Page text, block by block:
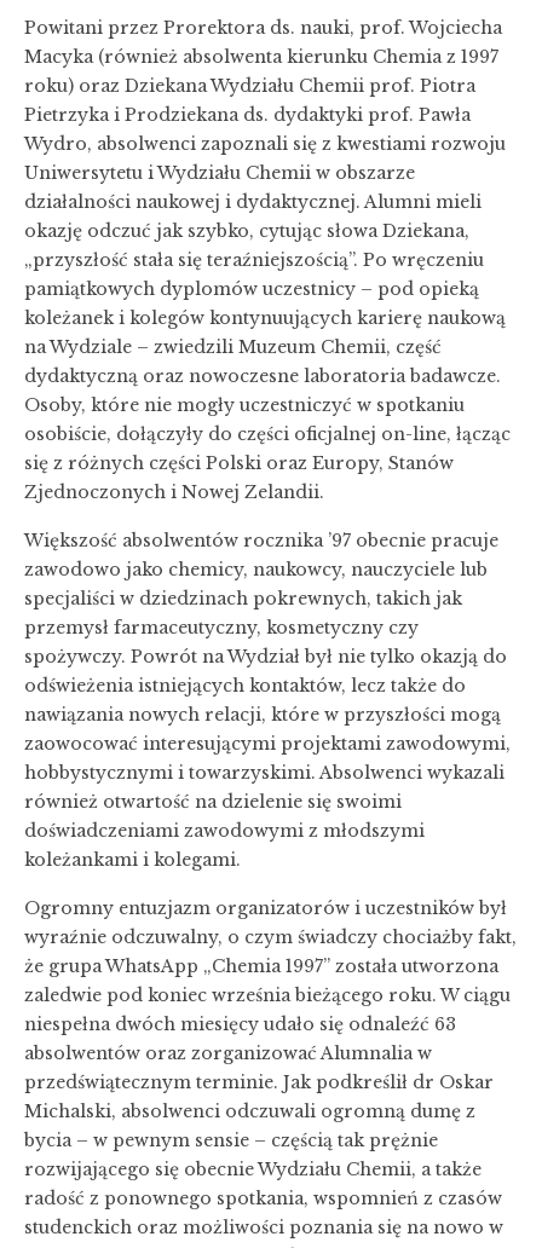
Powitani przez Prorektora ds. nauki, prof. Wojciecha
Macyka (również absolwenta kierunku Chemia z 1997
roku) oraz Dziekana Wydziału Chemii prof. Piotra
Pietrzyka i Prodziekana ds. dydaktyki prof. Pawła
Wydro, absolwenci zapoznali się z kwestiami rozwoju
Uniwersytetu i Wydziału Chemii w obszarze
działalności naukowej i dydaktycznej. Alumni mieli
okazję odczuć jak szybko, cytując słowa Dziekana,
„przyszłość stała się teraźniejszością”. Po wręczeniu
pamiątkowych dyplomów uczestnicy – pod opieką
koleżanek i kolegów kontynuujących karierę naukową
na Wydziale – zwiedzili Muzeum Chemii, część
dydaktyczną oraz nowoczesne laboratoria badawcze.
Osoby, które nie mogły uczestniczyć w spotkaniu
osobiście, dołączyły do części oficjalnej on-line, łącząc
się z różnych części Polski oraz Europy, Stanów
Zjednoczonych i Nowej Zelandii.
Większość absolwentów rocznika ’97 obecnie pracuje
zawodowo jako chemicy, naukowcy, nauczyciele lub
specjaliści w dziedzinach pokrewnych, takich jak
przemysł farmaceutyczny, kosmetyczny czy
spożywczy. Powrót na Wydział był nie tylko okazją do
odświeżenia istniejących kontaktów, lecz także do
nawiązania nowych relacji, które w przyszłości mogą
zaowocować interesującymi projektami zawodowymi,
hobbystycznymi i towarzyskimi. Absolwenci wykazali
również otwartość na dzielenie się swoimi
doświadczeniami zawodowymi z młodszymi
koleżankami i kolegami.
Ogromny entuzjazm organizatorów i uczestników był
wyraźnie odczuwalny, o czym świadczy chociażby fakt,
że grupa WhatsApp „Chemia 1997” została utworzona
zaledwie pod koniec września bieżącego roku. W ciągu
niespełna dwóch miesięcy udało się odnaleźć 63
absolwentów oraz zorganizować Alumnalia w
przedświątecznym terminie. Jak podkreślił dr Oskar
Michalski, absolwenci odczuwali ogromną dumę z
bycia – w pewnym sensie – częścią tak prężnie
rozwijającego się obecnie Wydziału Chemii, a także
radość z ponownego spotkania, wspomnień z czasów
studenckich oraz możliwości poznania się na nowo w